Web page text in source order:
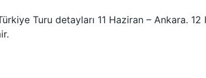
Turu detayları 11 Haziran – Ankara.